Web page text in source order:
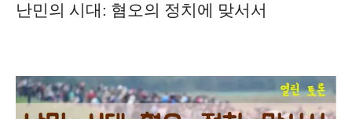
난민의 시대: 혐오의 정치에 맞서서